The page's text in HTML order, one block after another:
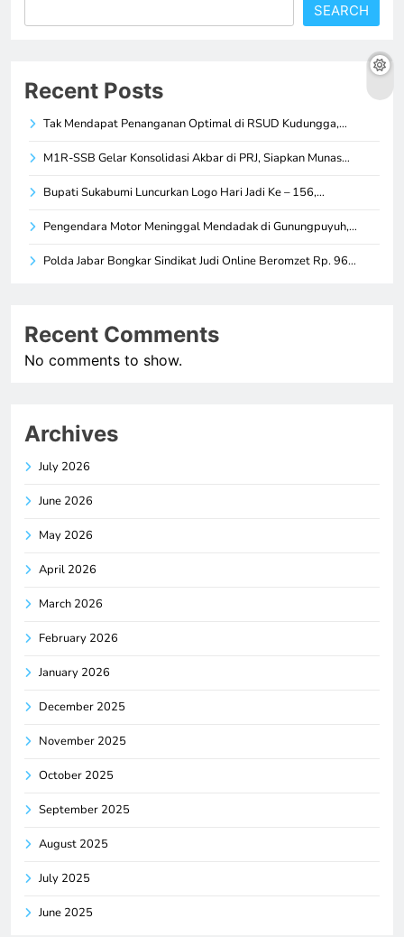
SEARCH
Recent Posts
Tak Mendapat Penanganan Optimal di RSUD Kudungga,…
M1R-SSB Gelar Konsolidasi Akbar di PRJ, Siapkan Munas…
Bupati Sukabumi Luncurkan Logo Hari Jadi Ke – 156,…
Pengendara Motor Meninggal Mendadak di Gunungpuyuh,…
Polda Jabar Bongkar Sindikat Judi Online Beromzet Rp. 96…
Recent Comments
No comments to show.
Archives
July 2026
June 2026
May 2026
April 2026
March 2026
February 2026
January 2026
December 2025
November 2025
October 2025
September 2025
August 2025
July 2025
June 2025